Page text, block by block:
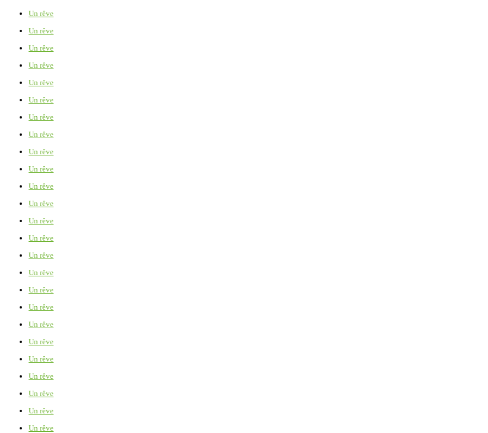
Un rêve
Un rêve
Un rêve
Un rêve
Un rêve
Un rêve
Un rêve
Un rêve
Un rêve
Un rêve
Un rêve
Un rêve
Un rêve
Un rêve
Un rêve
Un rêve
Un rêve
Un rêve
Un rêve
Un rêve
Un rêve
Un rêve
Un rêve
Un rêve
Un rêve